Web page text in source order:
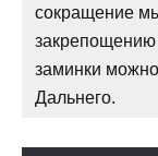
сокращение
заминки
Дальнего.